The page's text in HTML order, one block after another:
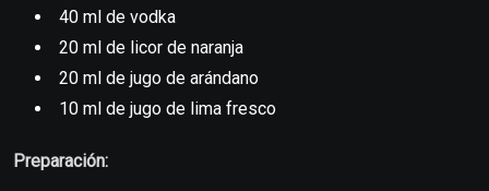
40 ml de vodka
20 ml de licor de naranja
20 ml de jugo de arándano
10 ml de jugo de lima fresco
Preparación: